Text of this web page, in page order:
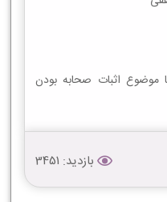
موضوع اثبات صحابه بودن
بازدید: 3451